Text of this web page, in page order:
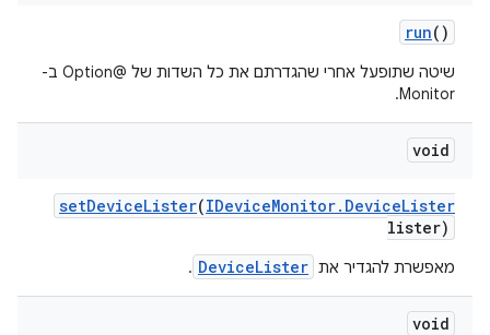
run()
שיטה שתופעל אחרי שהגדרתם את כל השדות של @Option ב-
Monitor.
void
setDeviceLister(IDeviceMonitor. DeviceLister
lister)
מאפשרת להגדיר את DeviceLister
.
void